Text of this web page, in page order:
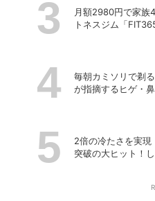
月額2980円で家族
トネスジム「
毎朝カミソリで剃
が指摘するヒゲ・
2倍の冷たさを実
突破の大ヒット！